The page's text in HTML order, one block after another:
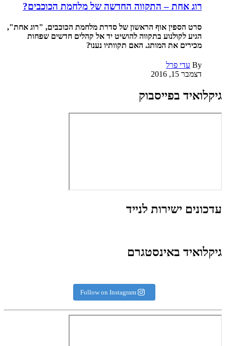
רוג אחת – התקווה החדשה של מלחמת הכוכבים?
סרט הספין אוף הראשון של סדרת מלחמת הכוכבים, "רוג אחת",
הגיע לקולנוע בתקווה להושיט יד אל קהלים חדשים שפחות
מכירים את המותג. האם תקוותיו נענו?
By עדי פרל
דצמבר 15, 2016
גיקלואיד בפייסבוק
עדכונים ישירות לנייד
גיקלואיד באינסטגרם
Follow on Instagram